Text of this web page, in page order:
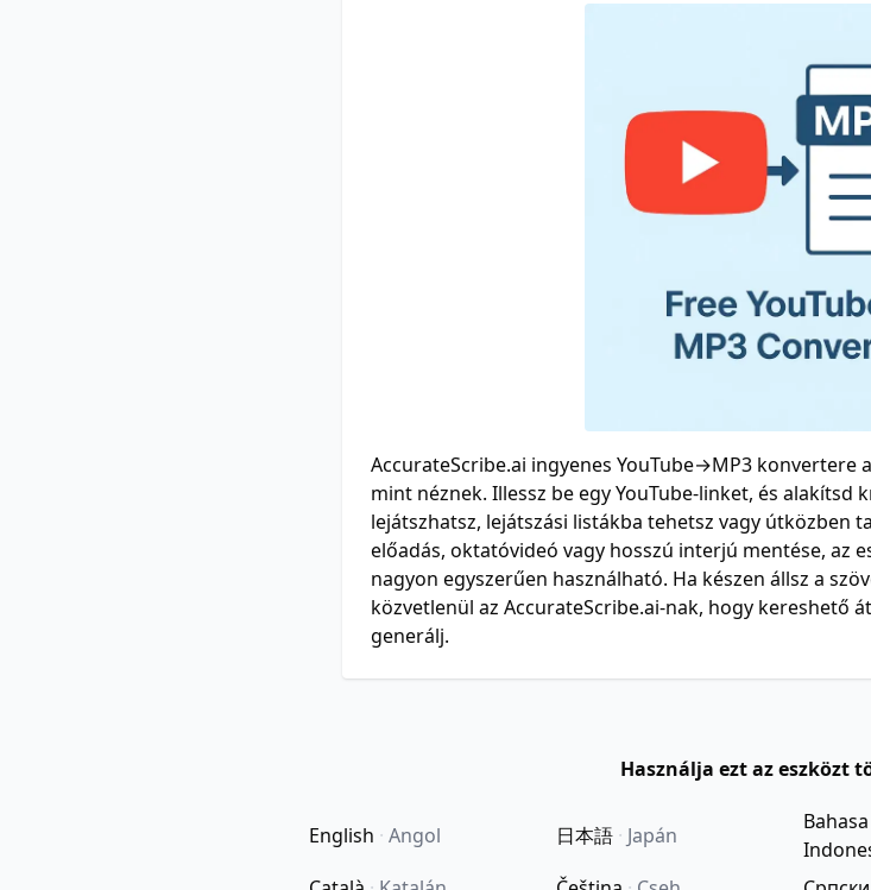
AccurateScribe.ai ingyenes YouTube→MP3 konvertere
mint néznek. Illessz be egy YouTube-linket, és
lejátszhatsz, lejátszási listákba tehetsz vagy útközben
előadás, oktatóvideó vagy hosszú interjú mentése, az
nagyon egyszerűen használható. Ha készen állsz a
közvetlenül az AccurateScribe.ai-nak, hogy kereshető
generálj.
Használja ezt az eszközt
English · Angol 日本語 · Japán
Bahasa